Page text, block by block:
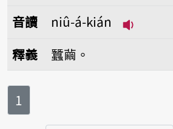
音讀
niû-á-kián
釋義 蠶繭。
第
1